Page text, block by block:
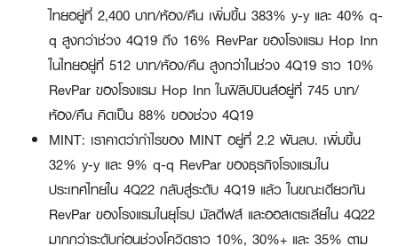
ไทยอยู่ที่ 2,400 บาท/ห้อง/คืน เพิ่มขึ้น 383% y-y และ 40% q-
q สูงกว่าช่วง 4Q19 ถึง 16% RevPar ของโรงแรม Hop Inn
ในไทยอยู่ที่ 512 บาท/ห้อง/คืน สูงกว่าในช่วง 4Q19 ราว 10%
RevPar ของโรงแรม Hop Inn ในฟิลิปปินส์อยู่ที่ 745 บาท/
ห้อง/คืน คิดเป็น 88% ของช่วง 4Q19
MINT: เราคาดว่ากำไรของ MINT อยู่ที่ 2.2 พันลบ. เพิ่มขึ้น
32% y-y และ 9% q-q RevPar ของธุรกิจโรงแรมใน
ประเทศไทยใน 4Q22 กลับสู่ระดับ 4Q19 แล้ว ในขณะเดียวกัน
RevPar ของโรงแรมในยุโรป มัลดีฟส์ และออสเตรเลียใน 4Q22
มากกว่าระดับก่อนช่วงโควิดราว 10%, 30%+ และ 35% ตาม